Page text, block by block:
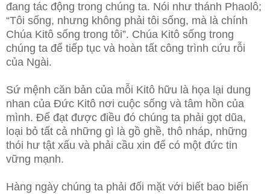
đang tác động trong chúng ta. Nói như thánh Phaolô;
“Tôi sống, nhưng không phải tôi sống, mà là chính
Chúa Kitô sống trong tôi”. Chúa Kitô sống trong
chúng ta để tiếp tục và hoàn tất công trình cứu rỗi
của Ngài.
Sứ mệnh căn bản của mỗi Kitô hữu là họa lại dung
nhan của Đức Kitô nơi cuộc sống và tâm hồn của
mình. Để đạt được điều đó chúng ta phải gọt dũa,
loại bỏ tất cả những gì là gồ ghề, thô nháp, những
thói hư tật xấu và phải cầu xin để có một đức tin
vững mạnh.
Hàng ngày chúng ta phải đối mặt với biết bao biến